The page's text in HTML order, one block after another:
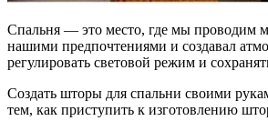
Спальня — это место, где мы проводим
нашими предпочтениями и создавал
регулировать световой режим и
Создать шторы для спальни своими
тем, как приступить к изготовлению